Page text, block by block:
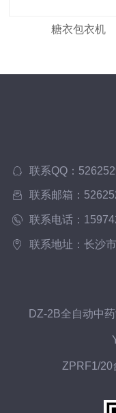
糖衣包衣机
联系QQ：
联系邮箱：
联系电话：
联系地址：长沙
DZ-2B全自动中
ZPRF1/20